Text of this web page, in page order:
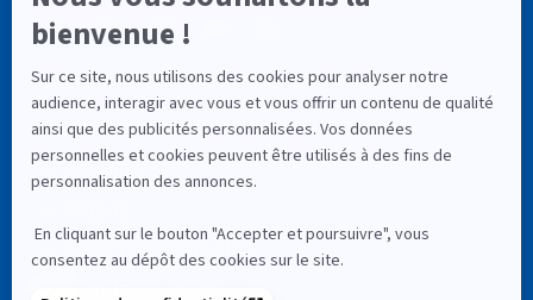
LIENS UTILES
À Propos
RNCP (Service Public)